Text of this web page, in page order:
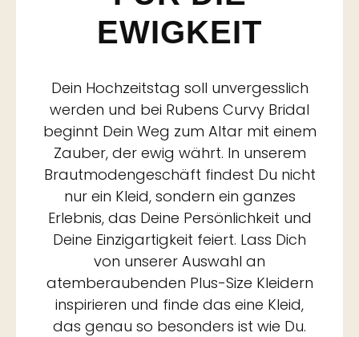
EWIGKEIT
Dein Hochzeitstag soll unvergesslich
werden und bei Rubens Curvy Bridal
beginnt Dein Weg zum Altar mit einem
Zauber, der ewig währt. In unserem
Brautmodengeschäft findest Du nicht
nur ein Kleid, sondern ein ganzes
Erlebnis, das Deine Persönlichkeit und
Deine Einzigartigkeit feiert. Lass Dich
von unserer Auswahl an
atemberaubenden Plus-Size Kleidern
inspirieren und finde das eine Kleid,
das genau so besonders ist wie Du.